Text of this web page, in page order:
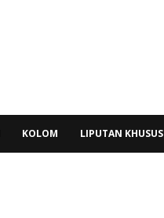
KOLOM LIPUTAN KHUSUS